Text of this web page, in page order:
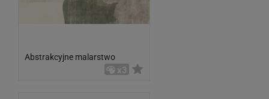
Abstrakcyjne malarstwo
x3